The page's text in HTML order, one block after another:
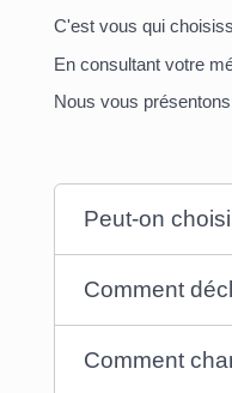
C'est vous qui
En consultant votre
Nous vous
Peut-on
Comment
Comment